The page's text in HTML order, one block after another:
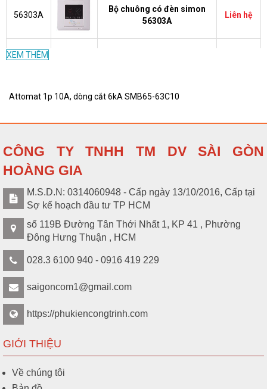
56303A
Bộ chuông có đèn simon
56303A
Liên hệ
45002
SMB65-
Attomat 1p 16A, dòng cắt
S004919
Attomat 1p 20A, dòng cắt
Liên hệ
SMB65-
63C25
Attomat 1p 25A, dòng cắt
6kA SMB65-63C25
578.000
SMB65-
63C32
Attomat 1p 32A, dòng cắt
SMB65L-
32C16/2
Attomat RCCB 2P 16A,
XEM THÊM
Attomat 1p 10A, dòng cắt 6kA SMB65-63C10
CÔNG TY TNHH TM DV SÀI GÒN
HOÀNG GIA
M.S.D.N: 0314060948 - Cấp ngày 13/10/2016, Cấp tại
Sợ kế hoạch đầu tư TP HCM
số 119B Đường Tân Thới Nhất 1, KP 41 , Phường
Đông Hưng Thuận , HCM
028.3 6100 940 - 0916 419 229
saigoncom1@gmail.com
https://phukiencongtrinh.com
GIỚI THIỆU
Về chúng tôi